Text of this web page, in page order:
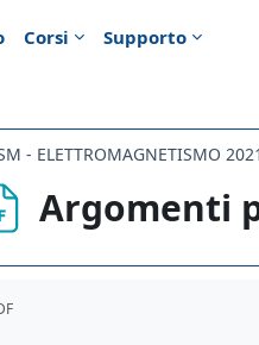
Corsi Supporto
- ELETTROMAGNETISMO 2021
Argomenti